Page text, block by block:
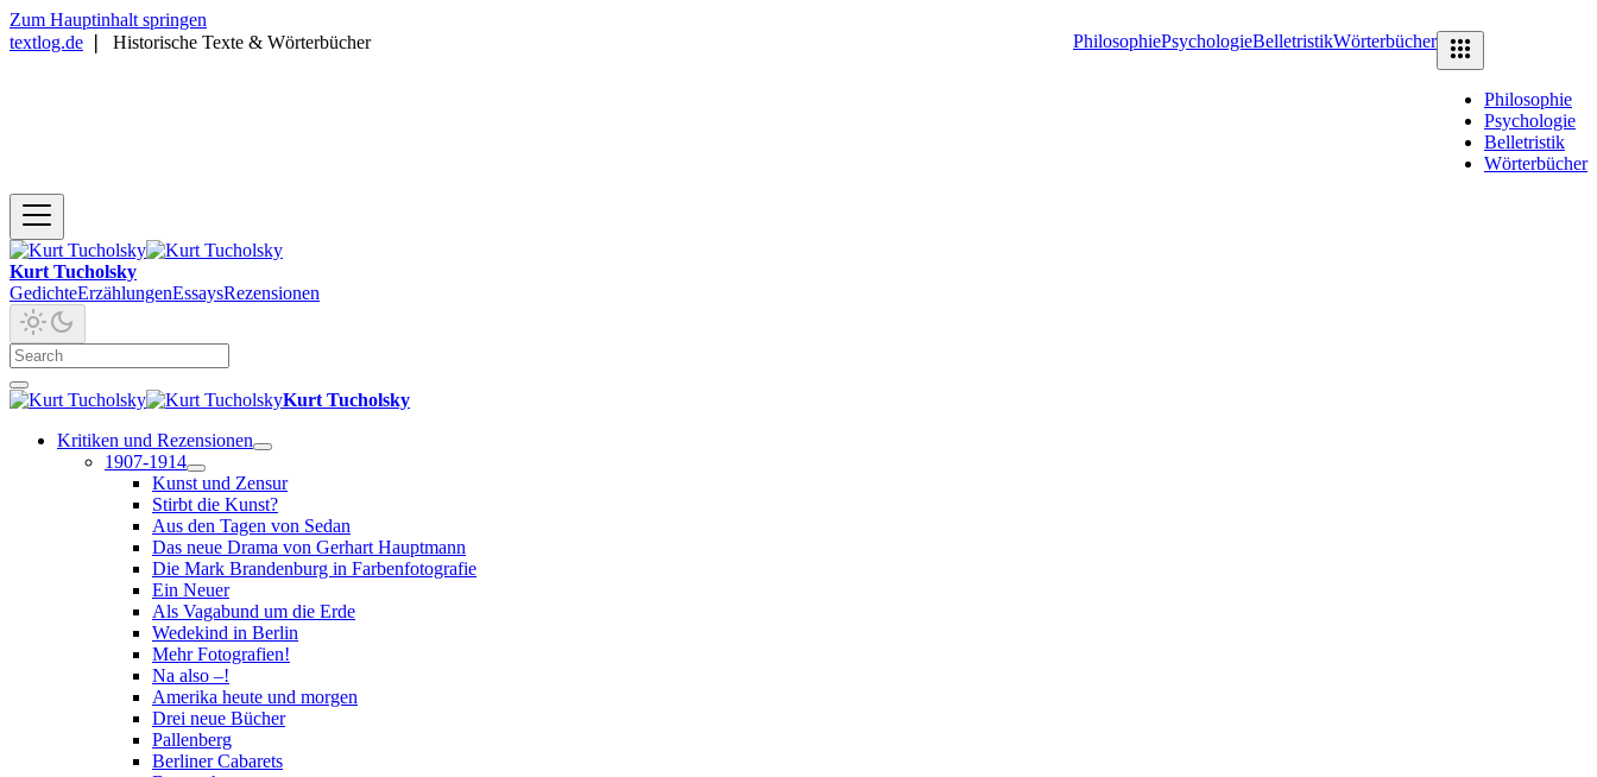
Zum Hauptinhalt springen
textlog.de
Historische Texte & Wörterbücher PhilosophiePsychologieBelletristikWörterbücher
Philosophie
Psychologie
Belletristik
Wörterbücher
Kurt Tucholsky
GedichteErzählungenEssaysRezensionen
Kurt Tucholsky
Kritiken und Rezensionen
1907-1914
Kunst und Zensur
Stirbt die Kunst?
Aus den Tagen von Sedan
Das neue Drama von Gerhart Hauptmann
Die Mark Brandenburg in Farbenfotografie
Ein Neuer
Als Vagabund um die Erde
Wedekind in Berlin
Mehr Fotografien!
Na also –!
Amerika heute und morgen
Drei neue Bücher
Pallenberg
Berliner Cabarets